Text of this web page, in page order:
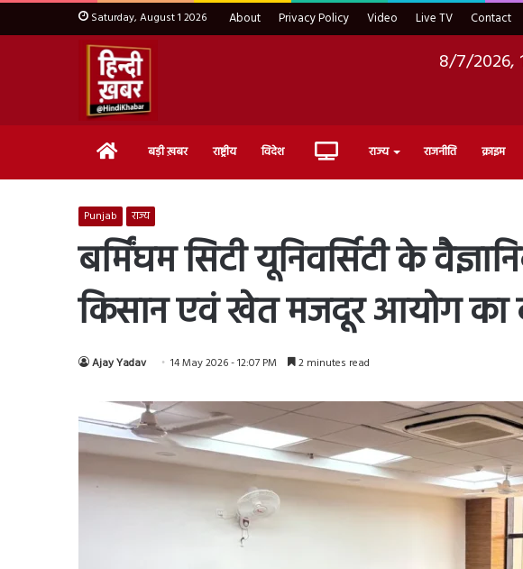
Saturday, August 1 2026 About Privacy Policy Video Live TV Contact
8/7/2026,
Home बड़ी ख़बर राष्ट्रीय विदेश Live राज्य राजनीति क्राइम
Punjab राज्य
बर्मिंघम सिटी यूनिवर्सिटी के
किसान एवं खेत मजदूर आयोग का
Ajay Yadav 14 May 2026 - 12:07 PM 2 minutes read